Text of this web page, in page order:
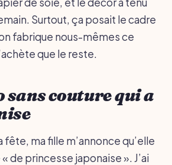
Surtout, ça posait le cadre
fabrique nous-mêmes ce
que le reste.
sans couture qui a
fête, ma fille m’annonce qu’elle
de princesse japonaise ». J’ai